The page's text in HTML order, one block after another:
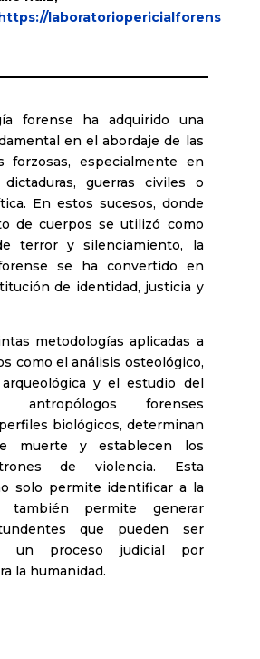
laboratoriopericialforens
forense ha adquirido una
en el abordaje de las
forzosas, especialmente en
guerras civiles o
En estos sucesos, donde
de cuerpos se utilizó como
terror y silenciamiento, la
se ha convertido en
de identidad, justicia y
metodologías aplicadas a
como el análisis osteológico,
arqueológica y el estudio del
antropólogos forenses
biológicos, determinan
muerte y establecen los
de violencia. Esta
solo permite identificar a la
también permite generar
que pueden ser
un proceso judicial por
la humanidad.